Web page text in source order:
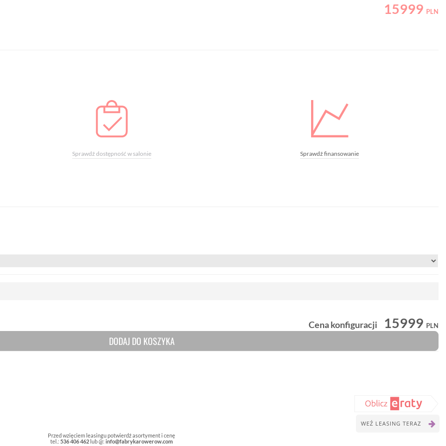
15999 PLN
Sprawdź dostępność w salonie Sprawdź finansowanie
Cena konfiguracji 15999 PLN
DODAJ DO KOSZYKA
WEŹ LEASING TERAZ
Przed wzięciem leasingu potwierdź asortyment i cenę
tel.: 536 406 462 lub @: info@fabrykarowerow.com